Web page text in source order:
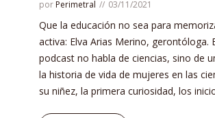
por Perimetral 03/11/2021
Que la educación no sea para
activa: Elva Arias Merino, gerontóloga.
podcast no habla de ciencias, sino de
la historia de vida de mujeres en las
su niñez, la primera curiosidad, los